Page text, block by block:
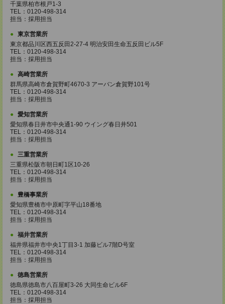
千葉県柏市根戸1-3
TEL：0120-498-314
担当：採用担当
東京営業所
東京都品川区西五反田2-27-4 明治安田生命五反田ビル5F
TEL：0120-498-314
担当：採用担当
高崎営業所
群馬県高崎市倉賀野町4670-3 アーバン倉賀野101号
TEL：0120-498-314
担当：採用担当
愛知営業所
愛知県春日井市中央通1-90 ウイング春日井501
TEL：0120-498-314
担当：採用担当
三重営業所
三重県松阪市朝日町1区10-26
TEL：0120-498-314
担当：採用担当
豊橋事業所
愛知県豊橋市中原町字平山18番地
TEL：0120-498-314
担当：採用担当
福井営業所
福井県福井市中央1丁目3-1 加藤ビル7階D号室
TEL：0120-498-314
担当：採用担当
徳島営業所
徳島県徳島市八百屋町3-26 大同生命ビル6F
TEL：0120-498-314
担当：採用担当